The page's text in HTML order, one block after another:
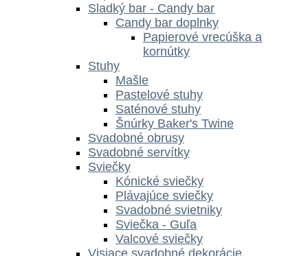
Sladký bar - Candy bar
Candy bar doplnky
Papierové vrecúška a
kornútky
Stuhy
Mašle
Pastelové stuhy
Saténové stuhy
Šnúrky Baker's Twine
Svadobné obrusy
Svadobné servítky
Sviečky
Kónické sviečky
Plávajúce sviečky
Svadobné svietniky
Sviečka - Guľa
Valcové sviečky
Visiace svadobné dekorácie